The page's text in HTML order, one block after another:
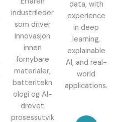
industrileder
som driver
innovasjon
innen
fornybare
materialer,
batteritekn
ologi og AI-
drevet
prosessutvik
data, with
experience
in deep
learning,
explainable
AI, and real-
world
applications.